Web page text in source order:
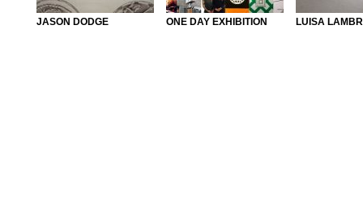
JASON DODGE ONE DAY EXHIBITION LUISA